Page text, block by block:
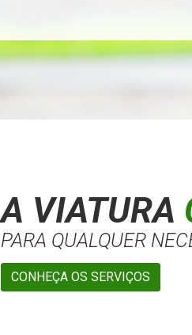
A VIATURA
PARA QUALQUER
CONHEÇA OS SERVIÇOS